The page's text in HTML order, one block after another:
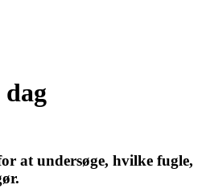
at undersøge, hvilke fugle,